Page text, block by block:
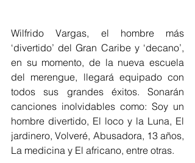
Wilfrido Vargas, el hombre más
‘divertido’ del Gran Caribe y ‘decano’,
en su momento, de la nueva escuela
del merengue, llegará equipado con
todos sus grandes éxitos. Sonarán
canciones inolvidables como: Soy un
hombre divertido, El loco y la Luna, El
jardinero, Volveré, Abusadora, 13 años,
La medicina y El africano, entre otras.